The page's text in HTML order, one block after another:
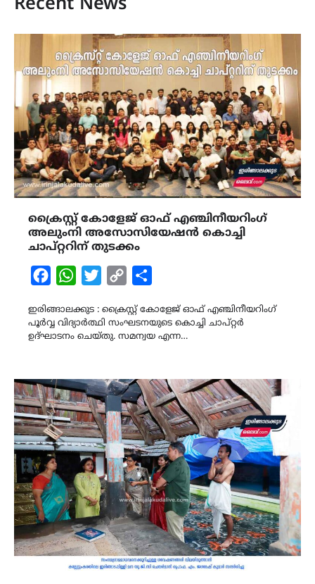
Recent News
ക്രൈസ്റ്റ് കോളേജ് ഓഫ് എഞ്ചിനീയറിംഗ്
അലുംനി അസോസിയേഷൻ കൊച്ചി
ചാപ്റ്ററിന് തുടക്കം
FacebookWhatsAppTwitterCopy
ഇരിങ്ങാലക്കുട : ക്രൈസ്റ്റ് കോളേജ് ഓഫ് എഞ്ചിനീയറിംഗ്
പൂർവ്വ വിദ്യാർത്ഥി സംഘടനയുടെ കൊച്ചി ചാപ്റ്റർ
ഉദ്ഘാടനം ചെയ്തു. സമന്വയ എന്ന…